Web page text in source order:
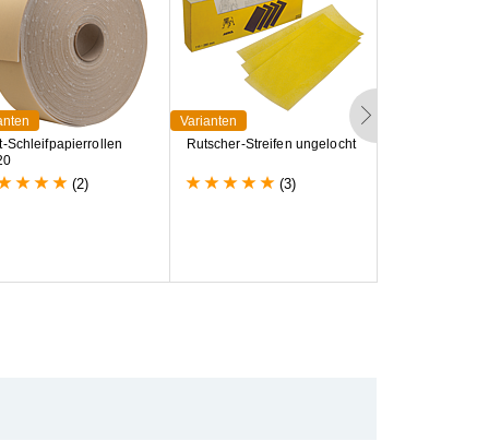
t-Sch leifpapierro en
0
(2)
Varianten
Rutscher-Streifen unge locht
(3)